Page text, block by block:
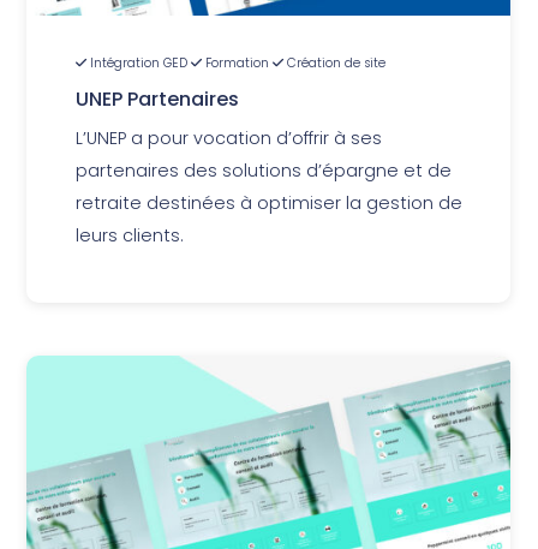
Intégration GED Formation Création de site
UNEP Partenaires
L’UNEP a pour vocation d’offrir à ses
partenaires des solutions d’épargne et de
retraite destinées à optimiser la gestion de
leurs clients.